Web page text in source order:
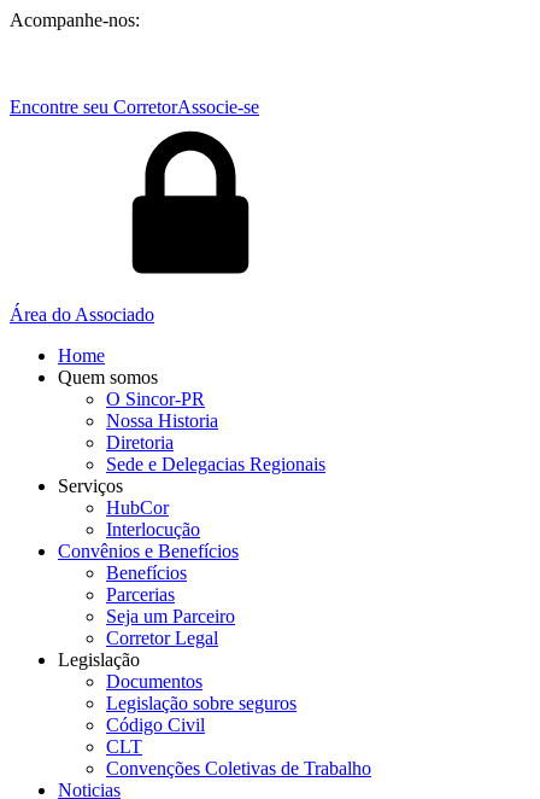
Acompanhe-nos:
Encontre seu CorretorAssocie-se
Área do Associado
Home
Quem somos
O Sincor-PR
Nossa Historia
Diretoria
Sede e Delegacias Regionais
Serviços
HubCor
Interlocução
Convênios e Benefícios
Benefícios
Parcerias
Seja um Parceiro
Corretor Legal
Legislação
Documentos
Legislação sobre seguros
Código Civil
CLT
Convenções Coletivas de Trabalho
Noticias